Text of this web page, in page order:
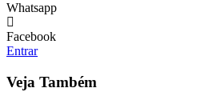
Whatsapp
Facebook
Entrar
Veja Também